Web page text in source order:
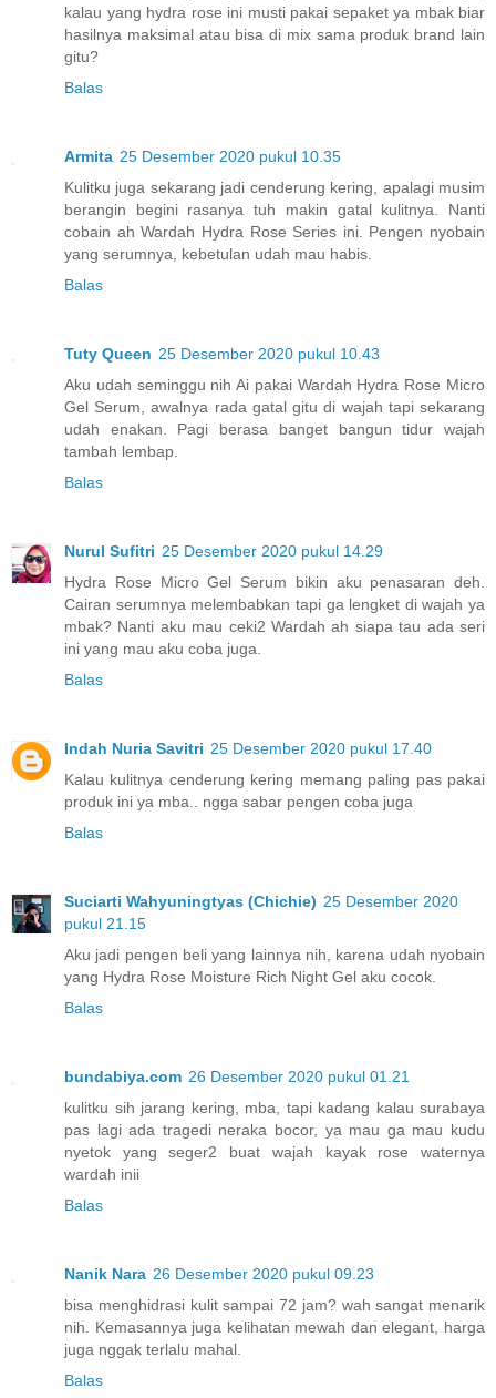
kalau yang hydra rose ini musti pakai sepaket ya mbak biar
hasilnya maksimal atau bisa di mix sama produk brand lain
gitu?
Balas
Armita 25 Desember 2020 pukul 10.35
Kulitku juga sekarang jadi cenderung kering, apalagi musim
berangin begini rasanya tuh makin gatal kulitnya. Nanti
cobain ah Wardah Hydra Rose Series ini. Pengen nyobain
yang serumnya, kebetulan udah mau habis.
Balas
Tuty Queen 25 Desember 2020 pukul 10.43
Aku udah seminggu nih Ai pakai Wardah Hydra Rose Micro
Gel Serum, awalnya rada gatal gitu di wajah tapi sekarang
udah enakan. Pagi berasa banget bangun tidur wajah
tambah lembap.
Balas
Nurul Sufitri 25 Desember 2020 pukul 14.29
Hydra Rose Micro Gel Serum bikin aku penasaran deh.
Cairan serumnya melembabkan tapi ga lengket di wajah ya
mbak? Nanti aku mau ceki2 Wardah ah siapa tau ada seri
ini yang mau aku coba juga.
Balas
Indah Nuria Savitri 25 Desember 2020 pukul 17.40
Kalau kulitnya cenderung kering memang paling pas pakai
produk ini ya mba.. ngga sabar pengen coba juga
Balas
Suciarti Wahyuningtyas (Chichie) 25 Desember 2020
pukul 21.15
Aku jadi pengen beli yang lainnya nih, karena udah nyobain
yang Hydra Rose Moisture Rich Night Gel aku cocok.
Balas
bundabiya.com 26 Desember 2020 pukul 01.21
kulitku sih jarang kering, mba, tapi kadang kalau surabaya
pas lagi ada tragedi neraka bocor, ya mau ga mau kudu
nyetok yang seger2 buat wajah kayak rose waternya
wardah inii
Balas
Nanik Nara 26 Desember 2020 pukul 09.23
bisa menghidrasi kulit sampai 72 jam? wah sangat menarik
nih. Kemasannya juga kelihatan mewah dan elegant, harga
juga nggak terlalu mahal.
Balas